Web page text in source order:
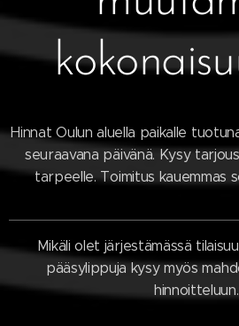
Hinnat Oulun aluella paikalle
seuraavana päivänä. Kysy
tarpeelle. Toimitus kauemmas
Mikäli olet järjestämässä
pääsylippuja kysy myös
hinnoitteluun.